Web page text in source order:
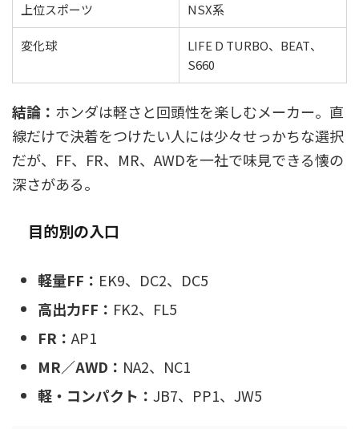
上位スポーツ NSX系
変化球
LIFE D TURBO、BEAT、
S660
結論： ホンダは軽さと回頭性を楽しむメーカー。直
線だけで決着をつけたい人には少々せっかちな選択
だが、FF、FR、MR、AWDを一社で味見できる懐の
深さがある。
目的別の入口
軽量FF： EK9、DC2、DC5
高出力FF： FK2、FL5
FR： AP1
MR／AWD： NA2、NC1
軽・コンパクト： JB7、PP1、JW5